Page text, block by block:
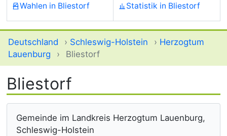
Wahlen in Bliestorf Statistik in Bliestorf
Deutschland › Schleswig-Holstein › Herzogtum
Lauenburg
› Bliestorf
Bliestorf
Gemeinde im Landkreis Herzogtum Lauenburg,
Schleswig-Holstein